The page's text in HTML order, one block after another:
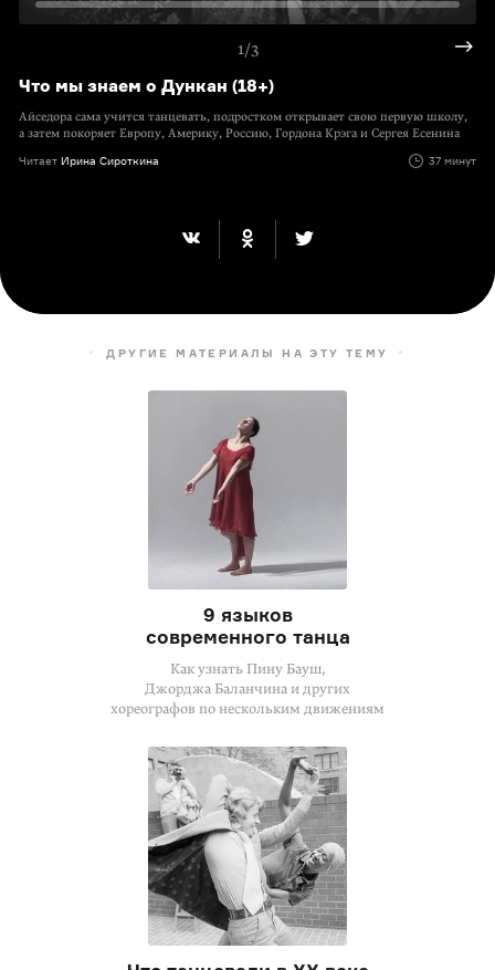
1/3
Что мы знаем о Дункан (18+)
Айседора сама учится танцевать, подростком открывает свою первую школу,
а затем покоряет Европу, Америку, Россию, Гордона Крэга и Сергея Есенина
Читает Ирина Сироткина 37 минут
ДРУГИЕ МАТЕРИАЛЫ НА ЭТУ ТЕМУ
9 языков
современного танца
Как узнать Пину Бауш,
Джорджа Баланчина и других
хореографов по нескольким движениям